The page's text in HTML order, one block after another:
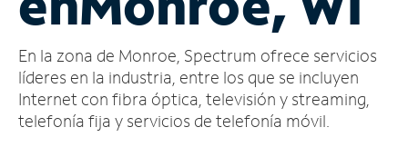
cuenta
Encuentra
una
tienda
En la zona de Monroe, Spectrum ofrece servicios
líderes en la industria, entre los que se incluyen
Internet con fibra óptica, televisión y streaming,
telefonía fija y servicios de telefonía móvil.